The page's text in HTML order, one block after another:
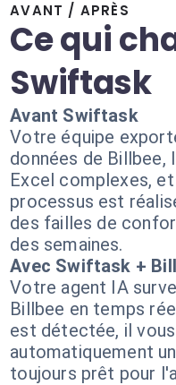
AVANT / APRÈS
Ce qui
Swiftask
Avant Swiftask
Votre équipe
données de Billbee,
Excel complexes,
processus est
des failles de
des semaines.
Avec Swiftask +
Votre agent IA
Billbee en temps
est détectée, il
automatiquement
toujours prêt pour